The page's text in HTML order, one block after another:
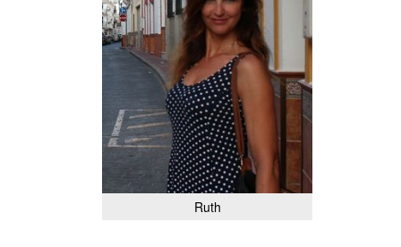
Ruth